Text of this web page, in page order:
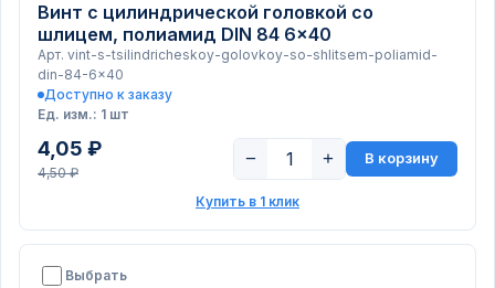
Винт с цилиндрической головкой со
шлицем, полиамид DIN 84 6x40
Арт. vint-s-tsilindricheskoy-golovkoy-so-shlitsem-poliamid-
din-84-6x40
Доступно к заказу
Ед. изм.: 1 шт
4,05 ₽
4,50 ₽
− + В корзину
Купить в 1 клик
Выбрать